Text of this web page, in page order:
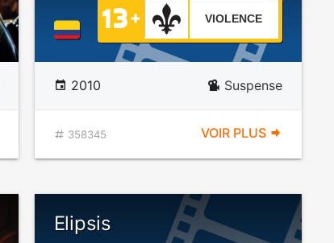
VIOLENCE
2010 Suspense
358345 VOIR PLUS
Elipsis